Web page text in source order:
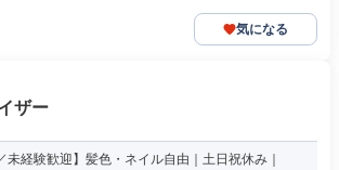
気になる
ザー
未経験歓迎】髪色・ネイル自由｜土日祝休み｜